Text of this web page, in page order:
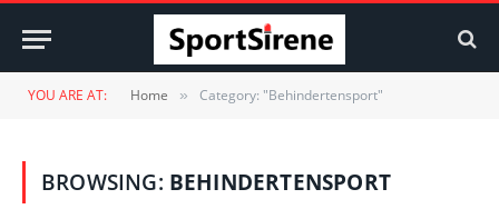
YOU ARE AT: Home » Category: "Behindertensport"
BROWSING: BEHINDERTENSPORT